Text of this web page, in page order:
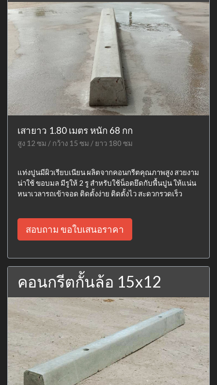
เสายาว 1.80 เมตร หนัก 68 กก
สูง 12 ซม / กว้าง 15 ซม / ยาว 180 ซม
แท่งปูนมีผิวเรียบเนียน ผลิตจากคอนกรีตคุณภาพสูง สวยงาม
น่าใช้ ขอบมล มีรูให้ 2 รู สำหรับใช้น็อตยึดกับพื้นปูน ให้แน่น
หนาเวลารถเข้าจอด ติดตั้งง่าย ติดตั้งไว สะดวกรวดเร็ว
สอบถาม ขอใบเสนอราคา
คอนกรีตกั้นล้อ 15x12